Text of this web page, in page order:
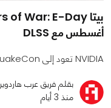
أغسطس مع DLSS
NVIDIA تعود إلى QuakeCon
بقلم فريق عرب هاردوير
منذ 3 أيام